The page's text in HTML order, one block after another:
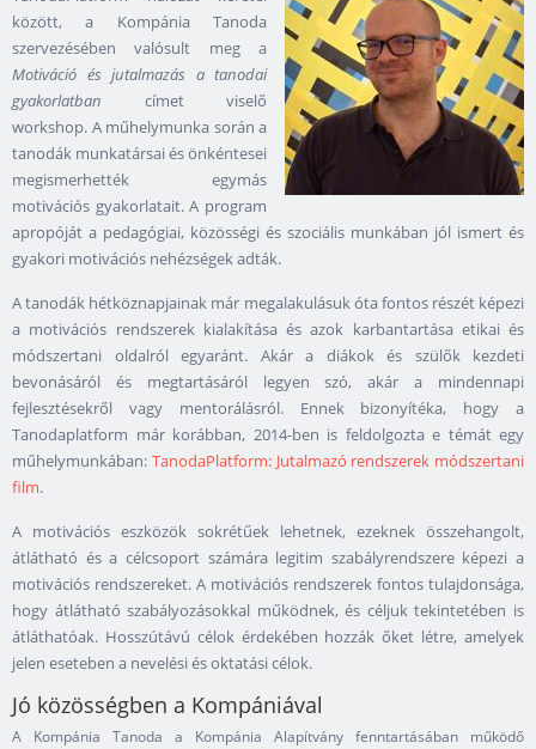
között, a Kompánia Tanoda
szervezésében valósult meg a
Motiváció és jutalmazás a tanodai
gyakorlatban címet viselő
workshop. A műhelymunka során a
tanodák munkatársai és önkéntesei
megismerhették egymás
motivációs gyakorlatait. A program
apropóját a pedagógiai, közösségi és szociális munkában jól ismert és
gyakori motivációs nehézségek adták.
A tanodák hétköznapjainak már megalakulásuk óta fontos részét képezi
a motivációs rendszerek kialakítása és azok karbantartása etikai és
módszertani oldalról egyaránt. Akár a diákok és szülők kezdeti
bevonásáról és megtartásáról legyen szó, akár a mindennapi
fejlesztésekről vagy mentorálásról. Ennek bizonyítéka, hogy a
Tanodaplatform már korábban, 2014-ben is feldolgozta e témát egy
műhelymunkában: TanodaPlatform: Jutalmazó rendszerek módszertani
film.
A motivációs eszközök sokrétűek lehetnek, ezeknek összehangolt,
átlátható és a célcsoport számára legitim szabályrendszere képezi a
motivációs rendszereket. A motivációs rendszerek fontos tulajdonsága,
hogy átlátható szabályozásokkal működnek, és céljuk tekintetében is
átláthatóak. Hosszútávú célok érdekében hozzák őket létre, amelyek
jelen eseteben a nevelési és oktatási célok.
Jó közösségben a Kompániával
A Kompánia Tanoda a Kompánia Alapítvány fenntartásában működő